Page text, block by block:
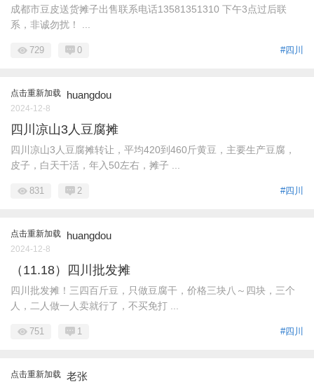
成都市豆皮送货摊子出售联系电话13581351310 下午3点过后联
系，非诚勿扰！ ...
#四川
729 0
点击重新加载 huangdou
2024-12-8
四川凉山3人豆腐摊
四川凉山3人豆腐摊转让，平均420到460斤黄豆，主要生产豆腐，
皮子，白天干活，年入50左右，摊子 ...
#四川
831 2
点击重新加载 huangdou
2024-12-8
（11.18）四川批发摊
四川批发摊！三四百斤豆，只做豆腐干，价格三块八～四块，三个
人，二人做一人卖就行了，不买免打 ...
#四川
751 1
点击重新加载 老张